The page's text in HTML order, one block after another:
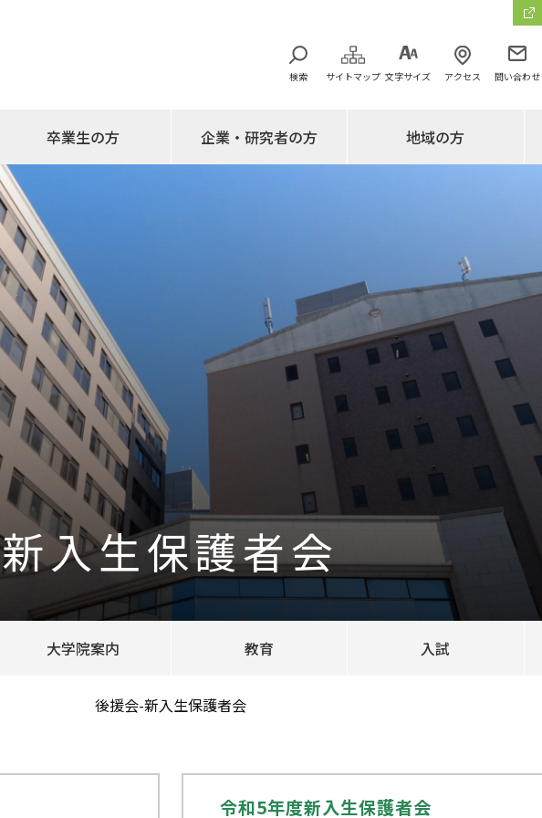
検索 サイトマップ 文字サイズ アクセス 問い合わせ
卒業生の方 企業・研究者の方 地域の方
新入生保護者会
大学院案内 教育 入試
後援会-新入生保護者会
令和5年度新入生保護者会